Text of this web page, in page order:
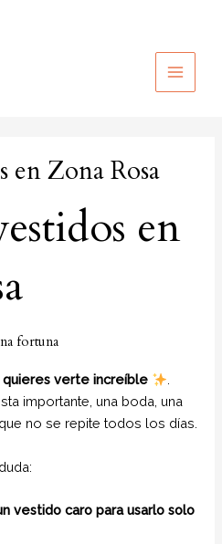
MAIN
en Zona Rosa
en
fortuna
quieres verte increíble
importante, una boda, una
no se repite todos los días.
vestido caro para usarlo solo